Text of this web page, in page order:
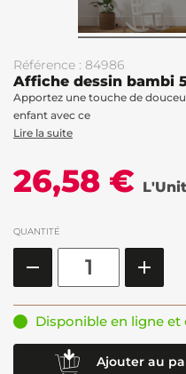
Référence : 84986
Affiche dessin bambi
Apportez une touche de
enfant avec ce
Lire la suite
26,58 €
QUANTITÉ
Disponible en ligne
Ajouter au